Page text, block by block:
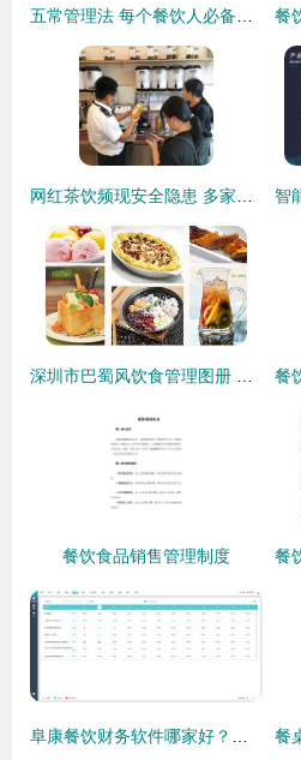
餐饮食品销售管理制度